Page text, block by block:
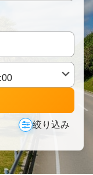
絞り込み